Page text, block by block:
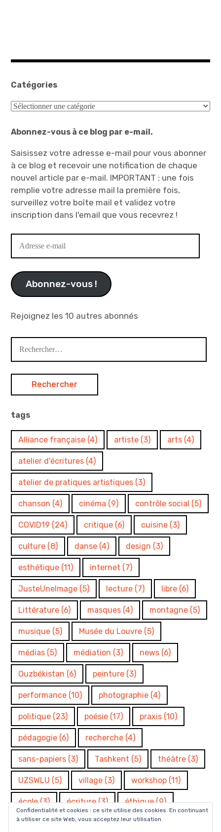
Catégories
Catégories
Abonnez-vous à ce blog par e-mail.
Saisissez votre adresse e-mail pour vous abonner
à ce blog et recevoir une notification de chaque
nouvel article par e-mail. IMPORTANT : une fois
remplie votre adresse mail la première fois,
surveillez votre boîte mail et validez votre
inscription dans l'email que vous recevrez !
e-
Abonnez-vous !
Rejoignez les 10 autres abonnés
tags
Alliance française (4) artiste (3) arts (4)
atelier d'écritures (4)
atelier de pratiques artistiques (3)
chanson (4) cinéma (9) contrôle social (5)
COVID19 (24) critique (6) cuisine (3)
culture (8) danse (4) design (3)
esthétique (11) internet (7)
JusteUneImage (5) lecture (7) libre (6)
Littérature (6) masques (4) montagne (5)
musique (5) Musée du Louvre (5)
médias (5) médiation (3) news (6)
Ouzbékistan (6) peinture (3)
performance (10) photographie (4)
politique (23) poésie (17) praxis (10)
pédagogie (6) recherche (4)
sans-papiers (3) Tashkent (5) théâtre (3)
UZSWLU (5) village (3) workshop (11)
école(3) écriture(3) éthique(9)
Confidentialité et cookies : ce site utilise des cookies. En continuant
à utiliser ce site Web, vous acceptez leur utilisation.